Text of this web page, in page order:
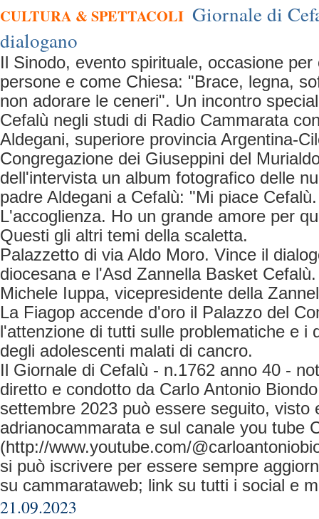
CULTURA & SPETTACOLI Giornale di
dialogano
Il Sinodo, evento spirituale, occasione
persone e come Chiesa: "Brace, legna,
non adorare le ceneri". Un incontro
Cefalù negli studi di Radio Cammarata
Aldegani, superiore provincia Argentina-
Congregazione dei Giuseppini del
dell'intervista un album fotografico delle
padre Aldegani a Cefalù: "Mi piace
L'accoglienza. Ho un grande amore per
Questi gli altri temi della scaletta.
Palazzetto di via Aldo Moro. Vince il
diocesana e l'Asd Zannella Basket
Michele Iuppa, vicepresidente della
La Fiagop accende d'oro il Palazzo del
l'attenzione di tutti sulle problematiche e i
degli adolescenti malati di cancro.
Il Giornale di Cefalù - n.1762 anno 40 -
diretto e condotto da Carlo Antonio
settembre 2023 può essere seguito, visto
adrianocammarata e sul canale you tube
(http://www.youtube.com/
si può iscrivere per essere sempre
su cammarataweb; link su tutti i social e
21.09.2023